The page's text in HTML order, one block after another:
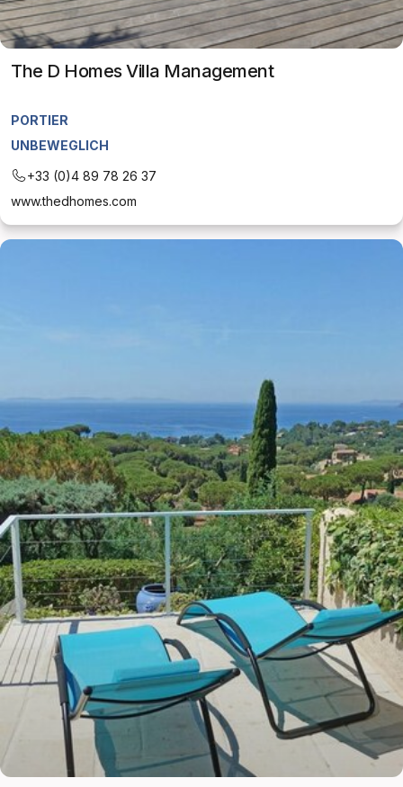
The D Homes Villa Management
PORTIER
UNBEWEGLICH
+33 (0)4 89 78 26 37
www.thedhomes.com